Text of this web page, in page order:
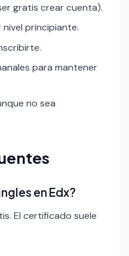
gratis crear cuenta).
principiante.
para mantener
no sea
en Edx?
El certificado suele